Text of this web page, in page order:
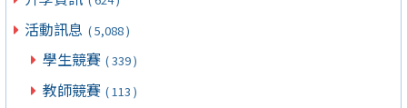
活動訊息 ( 5,088 )
學生競賽 ( 339 )
教師競賽 ( 113 )